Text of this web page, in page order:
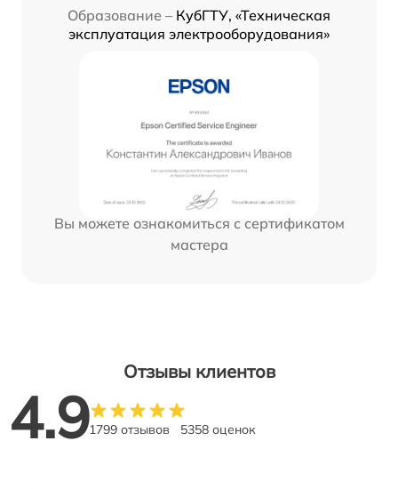
Образование – КубГТУ, «Техническая
эксплуатация электрооборудования»
Вы можете ознакомиться с сертификатом
мастера
Отзывы клиентов
4.91799 отзывов 5358 оценок